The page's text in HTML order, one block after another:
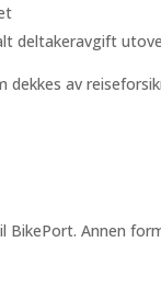
deltakeravgift
av
Annen